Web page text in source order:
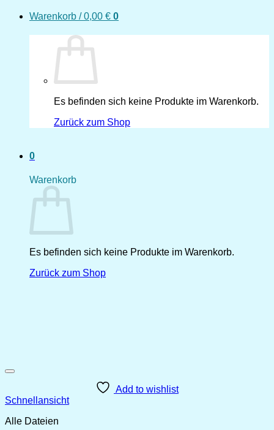
Warenkorb /0,00 € 0
Es befinden sich keine Produkte im Warenkorb.
Zurück zum Shop
0
Warenkorb
Es befinden sich keine Produkte im Warenkorb.
Zurück zum Shop
Add to wishlist
Schnellansicht
Alle Dateien